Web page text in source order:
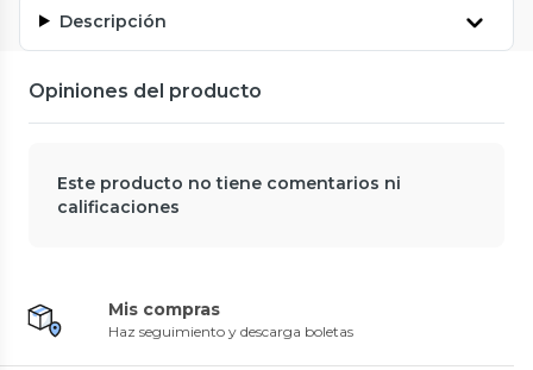
Descripción
Opiniones del producto
Este producto no tiene comentarios ni
calificaciones
Mis compras
Haz seguimiento y descarga boletas